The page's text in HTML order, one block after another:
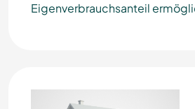
Eigenverbrauchsanteil